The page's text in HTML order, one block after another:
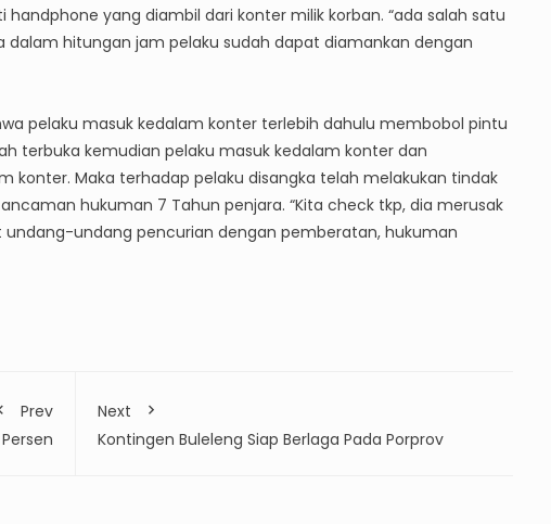
yang diambil dari konter milik korban. “ada salah satu
dalam hitungan jam pelaku sudah dapat diamankan dengan
pelaku masuk kedalam konter terlebih dahulu membobol pintu
terbuka kemudian pelaku masuk kedalam konter dan
konter. Maka terhadap pelaku disangka telah melakukan tindak
hukuman 7 Tahun penjara. “Kita check tkp, dia merusak
undang pencurian dengan pemberatan, hukuman
Prev
Next
Kontingen Buleleng Siap Berlaga Pada Porprov